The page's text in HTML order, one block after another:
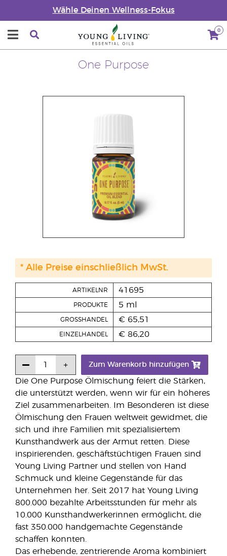
Wähle Deinen Wellness-Fokus
0
One Purpose
Die One Purpose Ölmischung feiert die Stärken,
die unterstützt werden, wenn wir für ein höheres
Ziel zusammenarbeiten. Im Besonderen ist diese
Ölmischung den Frauen weltweit gewidmet, die
sich und ihre Familien mit spezialisiertem
Kunsthandwerk aus der Armut retten. Diese
inspirierenden, geschäftstüchtigen Frauen sind
Young Living Partner und stellen von Hand
Schmuck und kleine Gegenstände für das
Unternehmen her. Seit 2017 hat Young Living
800.000 bezahlte Arbeitsstunden für mehr als
10.000 Kunsthandwerkerinnen ermöglicht, die
fast 350.000 handgemachte Gegenstände
schaffen konnten.
Das erhebende, zentrierende Aroma kombiniert
ARTIKELNR 41695
PRODUKTE 5 ml
GROSSHANDEL € 65,51
EINZELHANDEL € 86,20
Zum Warenkorb hinzufügen
* Alle Preise einschließlich MwSt.